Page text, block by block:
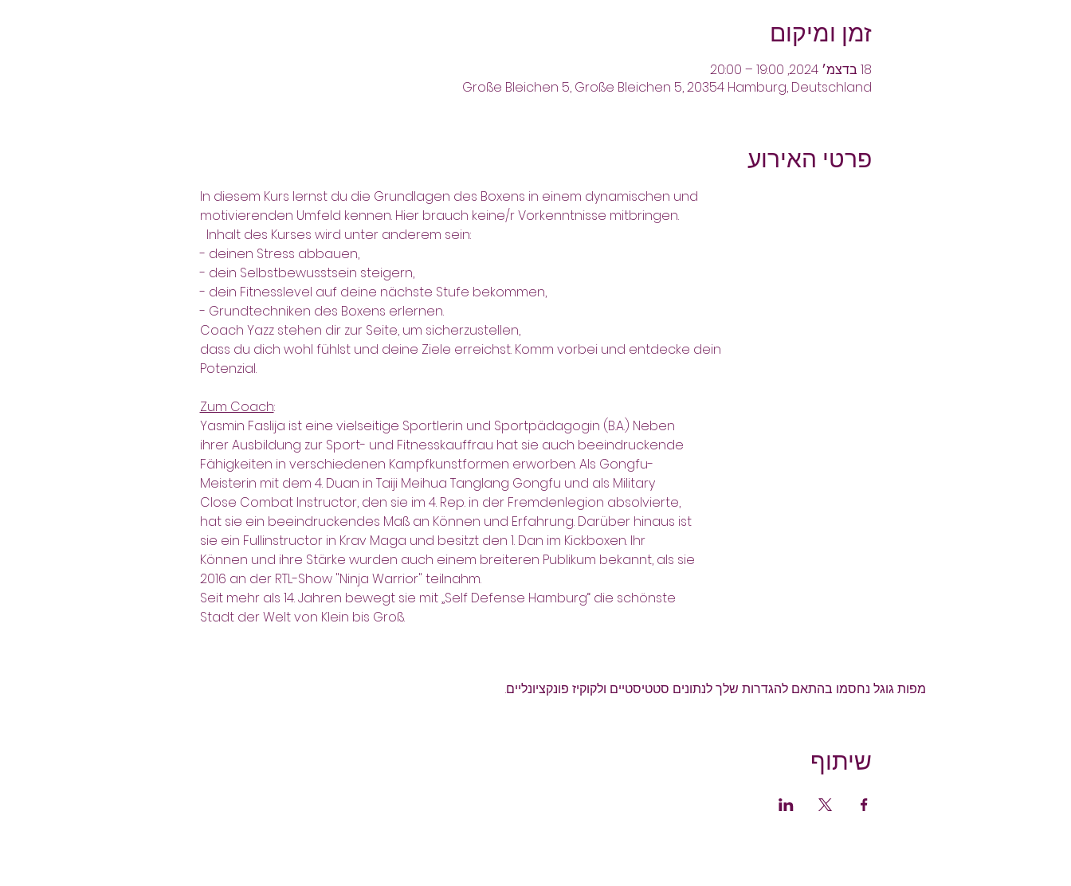
זמן ומיקום
18 בדצמ׳ 2024, 19:00 – 20:00
Große Bleichen 5, Große Bleichen 5, 20354 Hamburg, Deutschland
פרטי האירוע
In diesem Kurs lernst du die Grundlagen des Boxens in einem dynamischen und
motivierenden Umfeld kennen. Hier brauch keine/r Vorkenntnisse mitbringen.
  Inhalt des Kurses wird unter anderem sein:
- deinen Stress abbauen,
- dein Selbstbewusstsein steigern,
- dein Fitnesslevel auf deine nächste Stufe bekommen,
- Grundtechniken des Boxens erlernen.
Coach Yazz stehen dir zur Seite, um sicherzustellen,
dass du dich wohl fühlst und deine Ziele erreichst. Komm vorbei und entdecke dein
Potenzial.
Zum Coach:
Yasmin Faslija ist eine vielseitige Sportlerin und Sportpädagogin (B.A.) Neben
ihrer Ausbildung zur Sport- und Fitnesskauffrau hat sie auch beeindruckende
Fähigkeiten in verschiedenen Kampfkunstformen erworben. Als Gongfu-
Meisterin mit dem 4. Duan in Taiji Meihua Tanglang Gongfu und als Military
Close Combat Instructor, den sie im 4. Rep. in der Fremdenlegion absolvierte,
hat sie ein beeindruckendes Maß an Können und Erfahrung. Darüber hinaus ist
sie ein Fullinstructor in Krav Maga und besitzt den 1. Dan im Kickboxen. Ihr
Können und ihre Stärke wurden auch einem breiteren Publikum bekannt, als sie
2016 an der RTL-Show "Ninja Warrior" teilnahm.
Seit mehr als 14. Jahren bewegt sie mit „Self Defense Hamburg“ die schönste
Stadt der Welt von Klein bis Groß.
מפות גוגל נחסמו בהתאם להגדרות שלך לנתונים סטטיסטיים ולקוקיז פונקציונליים.
שיתוף